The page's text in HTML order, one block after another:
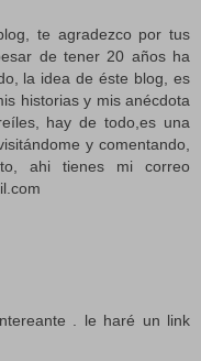
te agradezco por tus
de tener 20 años ha
la idea de éste blog, es
historias y mis anécdota
hay de todo,es una
y comentando,
ahi tienes mi correo
. le haré un link